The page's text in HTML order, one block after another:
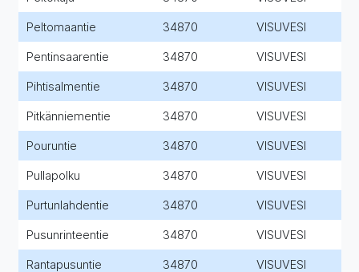
Peltomaantie 34870 VISUVESI
Pentinsaarentie 34870 VISUVESI
Pihtisalmentie 34870 VISUVESI
Pitkänniementie 34870 VISUVESI
Pouruntie 34870 VISUVESI
Pullapolku 34870 VISUVESI
Purtunlahdentie 34870 VISUVESI
Pusunrinteentie 34870 VISUVESI
Rantapusuntie 34870 VISUVESI